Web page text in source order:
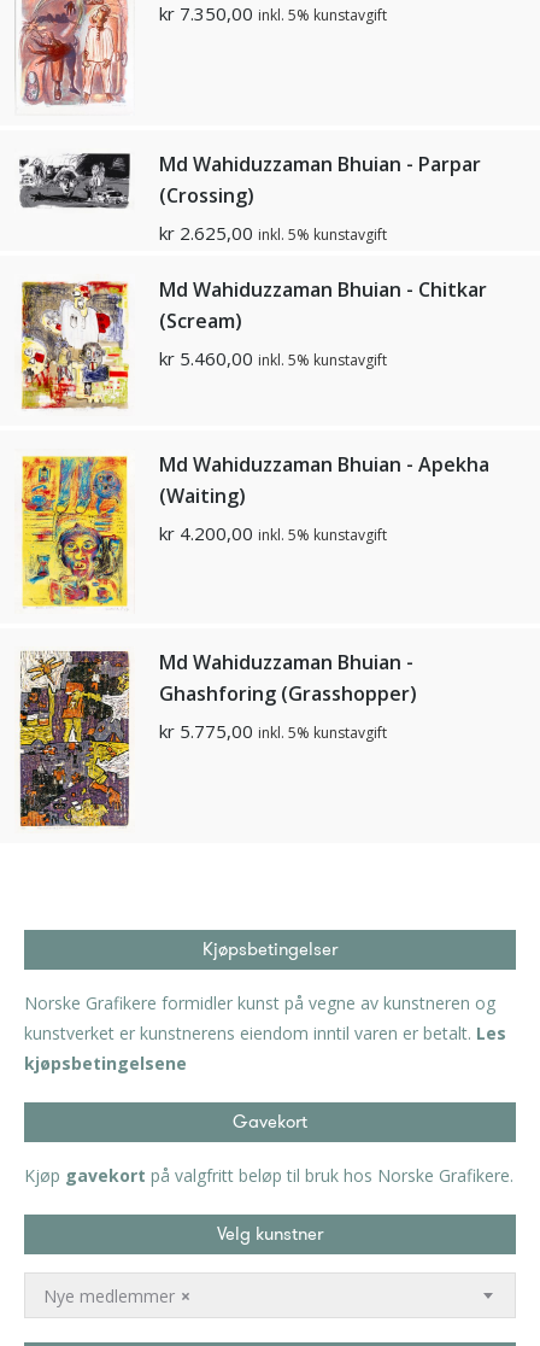
kr 7.350,00 inkl. 5% kunstavgift
Md Wahiduzzaman Bhuian - Parpar
(Crossing)
kr 2.625,00 inkl. 5% kunstavgift
Md Wahiduzzaman Bhuian - Chitkar
(Scream)
kr 5.460,00 inkl. 5% kunstavgift
Md Wahiduzzaman Bhuian - Apekha
(Waiting)
kr 4.200,00 inkl. 5% kunstavgift
Md Wahiduzzaman Bhuian -
Ghashforing (Grasshopper)
kr 5.775,00 inkl. 5% kunstavgift
Kjøpsbetingelser
Norske Grafikere formidler kunst på vegne av kunstneren og
kunstverket er kunstnerens eiendom inntil varen er betalt. Les
kjøpsbetingelsene
Gavekort
Kjøp gavekort på valgfritt beløp til bruk hos Norske Grafikere.
Velg kunstner
×
Nye medlemmer